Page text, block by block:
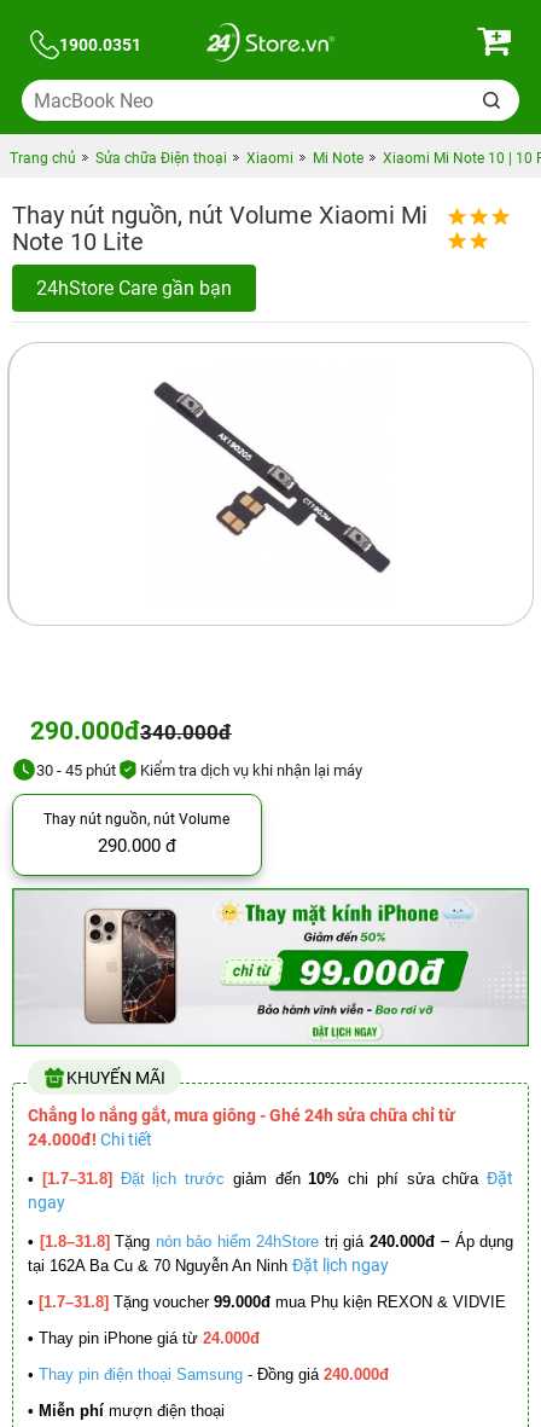
1900.0351
Trang chủ Sửa chữa Điện thoại Xiaomi Mi Note Xiaomi Mi Note 10 | 10
Thay nút nguồn, nút Volume Xiaomi Mi
Note 10 Lite
24hStore Care gần bạn
290.000đ340.000đ
30 - 45 phút Kiểm tra dịch vụ khi nhận lại máy
Thay nút nguồn, nút Volume
290.000 đ
KHUYẾN MÃI
Chẳng lo nắng gắt, mưa giông - Ghé 24h sửa chữa chỉ từ
24.000đ! Chi tiết
• [1.7–31.8] Đặt lịch trước giảm đến10% chi phí sửa chữa Đặt
ngay
• [1.8–31.8] Tặng nón bảo hiểm 24hStore trị giá 240.000đ – Áp dụng
tại 162A Ba Cu & 70 Nguyễn An Ninh Đặt lịch ngay
• [1.7–31.8] Tặng voucher 99.000đ mua Phụ kiện REXON & VIDVIE
• Thay pin iPhone giá từ 24.000đ
• Thay pin điện thoại Samsung - Đồng giá 240.000đ
• Miễn phí mượn điện thoại